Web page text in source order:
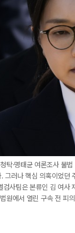
탁·명태균 여론조사 불
그러나 핵심 의혹이었
사팀은 본류인 김 여
원에서 열린 구속 전 피